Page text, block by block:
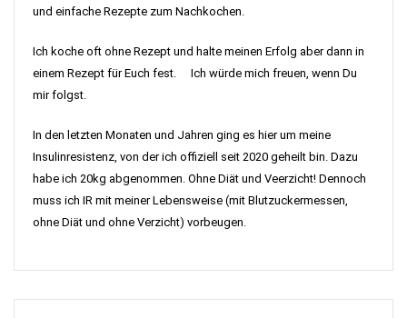
und einfache Rezepte zum Nachkochen.
Ich koche oft ohne Rezept und halte meinen Erfolg aber dann in
einem Rezept für Euch fest. Ich würde mich freuen, wenn Du
mir folgst.
In den letzten Monaten und Jahren ging es hier um meine
Insulinresistenz, von der ich offiziell seit 2020 geheilt bin. Dazu
habe ich 20kg abgenommen. Ohne Diät und Veerzicht! Dennoch
muss ich IR mit meiner Lebensweise (mit Blutzuckermessen,
ohne Diät und ohne Verzicht) vorbeugen.